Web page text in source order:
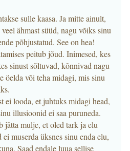
sulle kaasa. Ja mitte ainult,
ähmast süüd, nagu võiks sinu
põhjustatud. See on hea!
peitub jõud. Inimesed, kes
sinust sõltuvad, kõnnivad nagu
öelda või teha midagi, mis sinu
ei looda, et juhtuks midagi head,
illusioonid ei saa puruneda.
jätta mulje, et oled tark ja elu
muserda üksnes sinu enda elu,
Saad endale luua sellise